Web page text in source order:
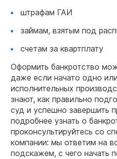
штрафам ГАИ
займам, взятым под
счетам за квартплату
Оформить банкротство
даже если начато одно
исполнительных
знают, как правильно
суд и успешно завершить
подробнее узнать о
проконсультируйтесь со
компании: мы ответим на
подскажем, с чего начать